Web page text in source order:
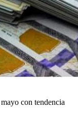
con tendencia